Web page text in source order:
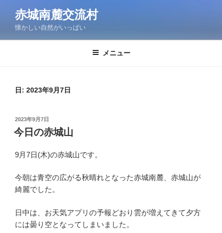
ン
赤城南麓交流村
懐かしい自然がいっぱい
メニュー
日: 2023年9月7日
投
稿
日:
2023年9月7日
今日の赤城山
9月7日(木)の赤城山です。
今朝は青空の広がる秋晴れとなった赤城南麓、赤城山が
綺麗でした。
日中は、お天気アプリの予報どおり雲が増えてきて夕方
には曇り空となってしまいました。